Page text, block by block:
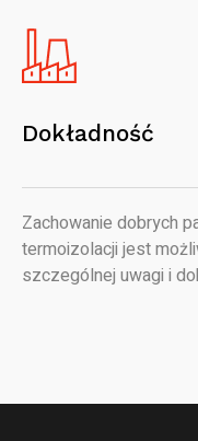
Dokładność
Zachowanie dobrych
termoizolacji jest
szczególnej uwagi i